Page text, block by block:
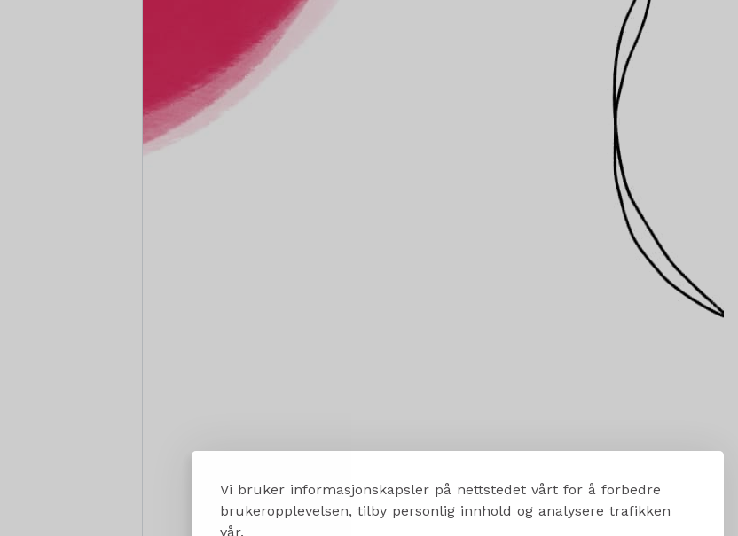
Vi bruker informasjonskapsler på nettstedet vårt for å forbedre
brukeropplevelsen, tilby personlig innhold og analysere trafikken
vår.